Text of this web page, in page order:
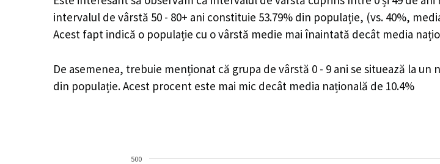
intervalul de vârstă 50 - 80+ ani constituie 53.79% din populație, (vs. 40%,
Acest fapt indică o populație cu o vârstă medie mai înaintată decât media
De asemenea, trebuie menționat că grupa de vârstă 0 - 9 ani se situează la
din populație. Acest procent este mai mic decât media națională de 10.4%
500